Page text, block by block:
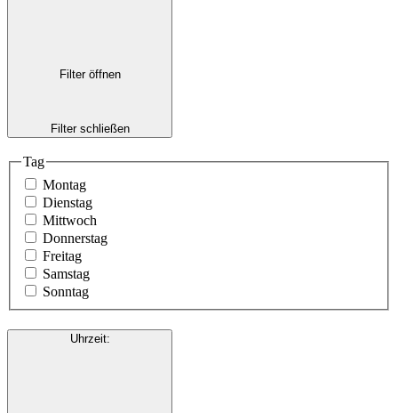
Filter öffnen
Filter schließen
Tag
Montag
Dienstag
Mittwoch
Donnerstag
Freitag
Samstag
Sonntag
Uhrzeit: